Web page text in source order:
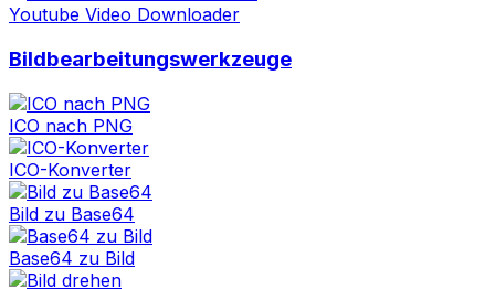
Youtube Video Downloader
Bildbearbeitungswerkzeuge
ICO nach PNG
ICO-Konverter
Bild zu Base64
Base64 zu Bild